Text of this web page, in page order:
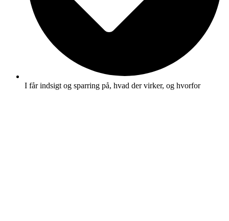
I får indsigt og sparring på, hvad der virker, og hvorfor